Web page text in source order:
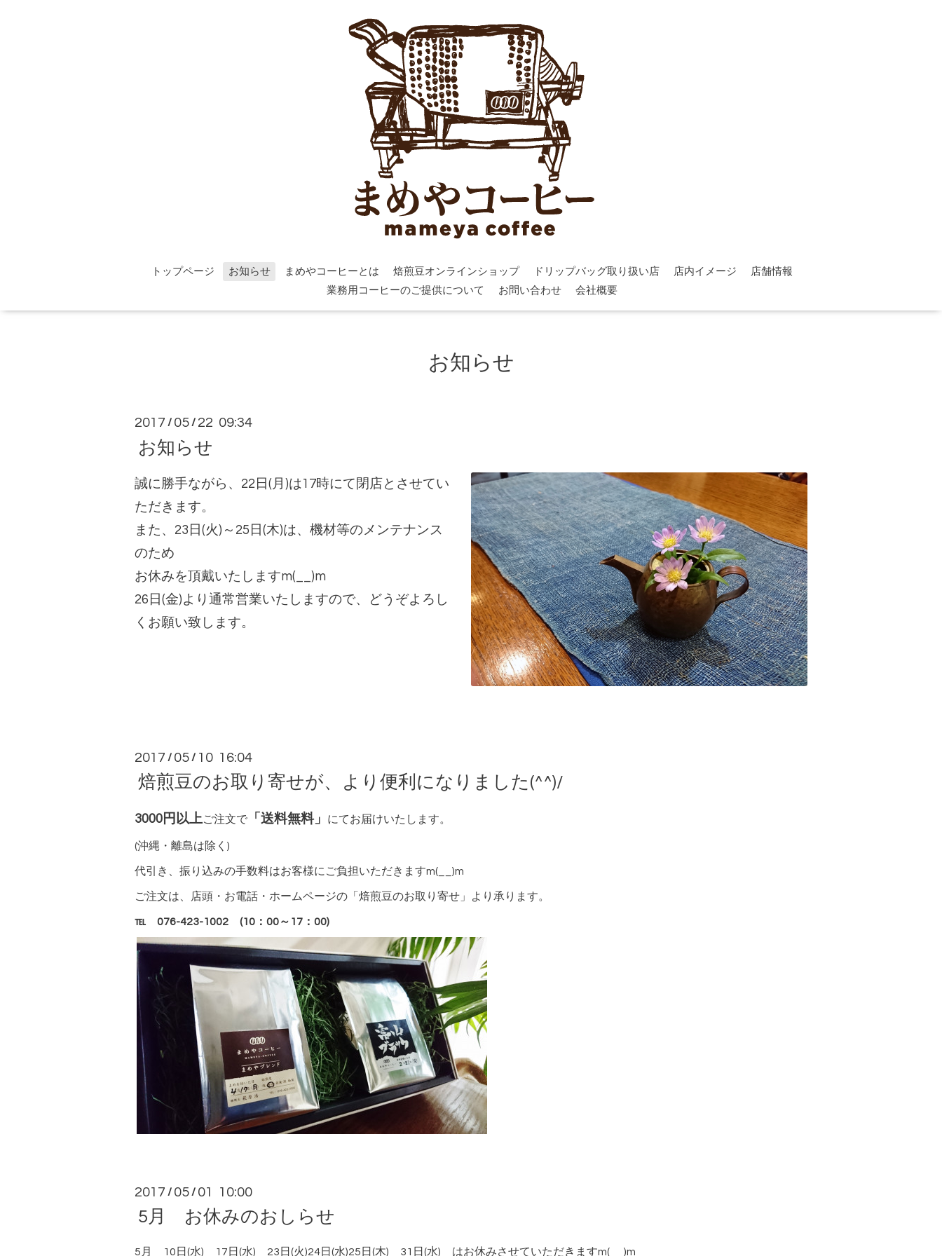
トップページ お知らせ まめやコーヒーとは 焙煎豆オンラインショップ ドリップバッグ取り扱い店 店内イメージ
店舗情報
業務用コーヒーのご提供について
お問い合わせ 会社概要
お知らせ
2017 / 05 / 22 09:34
お知らせ
誠に勝手ながら、22日(月)は17時にて閉店とさせてい
ただきます。
また、23日(火)～25日(木)は、機材等のメンテナンス
のため
お休みを頂戴いたしますm(__)m
26日(金)より通常営業いたしますので、
どうぞよろし
くお願い致します。
2017 / 05 / 10 16:04
焙煎豆のお取り寄せが、より便利になりました(^^)/
3000円以上ご注文で 「送料無料」 にてお届けいたします。
(沖縄・離島は除く)
代引き、振り込みの手数料はお客様にご負担いただきますm(__)m
ご注文は、店頭・お電話・ホームページの「焙煎豆のお取り寄せ」より承ります。
℡ 076-423-1002 (10：00～17：00)
2017 / 05 / 01 10:00
5月 お休みのおしらせ
5月 10日(水) 17日(水) 23日(火)24日(水)25日(木) 31日(水) はお休みさせていただきますm(__)m